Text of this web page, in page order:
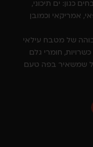
כגון: ים תיכוני,
אמריקאי וכמובן
של מטבח עילאי
חומרי גלם
שמשאיר בפה טעם